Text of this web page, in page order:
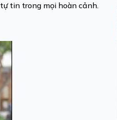
tin trong mọi hoàn cảnh.